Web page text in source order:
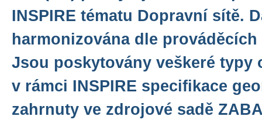
INSPIRE tématu Dopravní sítě.
harmonizována dle prováděcích
Jsou poskytovány veškeré typy
v rámci INSPIRE specifikace
zahrnuty ve zdrojové sadě